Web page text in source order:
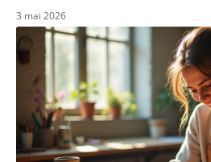
3 mai 2026